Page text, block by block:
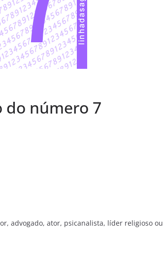
do número 7
advogado, ator, psicanalista, líder religioso ou